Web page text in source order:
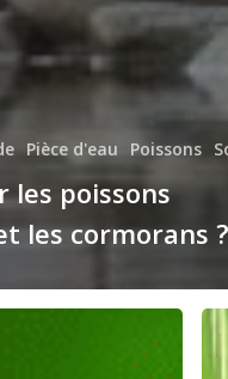
Pièce d'eau Poissons
les poissons
les cormorans ?